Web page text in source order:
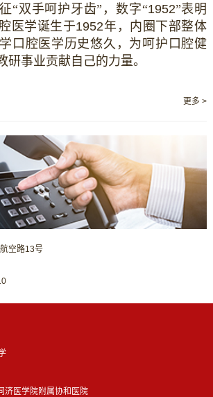
“双手呵护牙齿”， 数字“1952”表明
医学诞生于1952年，内圈下部整体
口腔医学历史悠久，为呵护口腔健
研事业贡献自己的力量。
更多 >
空路13号
济医学院附属协和医院